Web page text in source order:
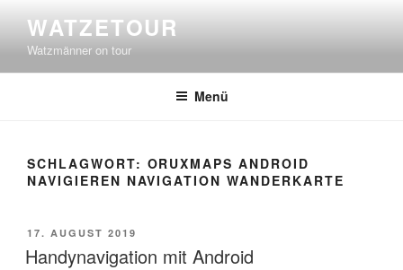
Inhalt
springen
WATZETOUR
Watzmänner on tour
Menü
SCHLAGWORT: ORUXMAPS ANDROID
NAVIGIEREN NAVIGATION WANDERKARTE
VERÖFFENTLICHT
AM
17. AUGUST 2019
Handynavigation mit Android